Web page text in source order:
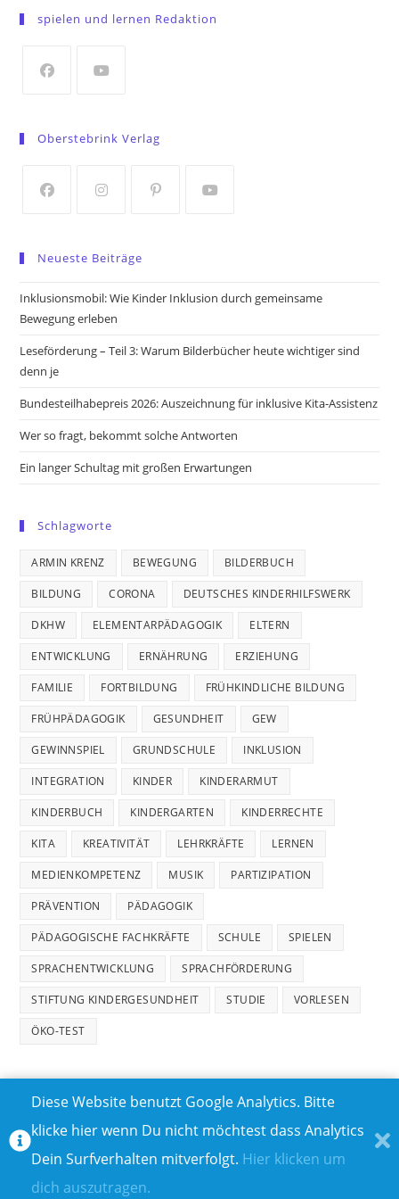
a
tab
spielen und lernen Redaktion
a
tab
tab
Oberstebrink Verlag
a
new
tab
new
tab
a
new
new
Neueste Beiträge
Inklusionsmobil: Wie Kinder Inklusion durch gemeinsame
Bewegung erleben
Leseförderung – Teil 3: Warum Bilderbücher heute wichtiger sind
denn je
Bundesteilhabepreis 2026: Auszeichnung für inklusive Kita-Assistenz
Wer so fragt, bekommt solche Antworten
Ein langer Schultag mit großen Erwartungen
Schlagworte
ARMIN KRENZ BEWEGUNG BILDERBUCH
BILDUNG CORONA DEUTSCHES KINDERHILFSWERK
DKHW ELEMENTARPÄDAGOGIK ELTERN
ENTWICKLUNG ERNÄHRUNG ERZIEHUNG
FAMILIE FORTBILDUNG FRÜHKINDLICHE BILDUNG
FRÜHPÄDAGOGIK GESUNDHEIT GEW
GEWINNSPIEL GRUNDSCHULE INKLUSION
INTEGRATION KINDER KINDERARMUT
KINDERBUCH KINDERGARTEN KINDERRECHTE
KITA KREATIVITÄT LEHRKRÄFTE LERNEN
MEDIENKOMPETENZ MUSIK PARTIZIPATION
PRÄVENTION PÄDAGOGIK
PÄDAGOGISCHE FACHKRÄFTE SCHULE SPIELEN
SPRACHENTWICKLUNG SPRACHFÖRDERUNG
STIFTUNG KINDERGESUNDHEIT STUDIE VORLESEN
ÖKO-TEST
TEILNAHMEBEDINGUNGEN FÜR GEWINNSPIELE
IMPRESSUM
ÜBER UNS I
Diese Website benutzt Google Analytics. Bitte
klicke hier wenn Du nicht möchtest dass Analytics
Dein Surfverhalten mitverfolgt. Hier klicken um
dich auszutragen.